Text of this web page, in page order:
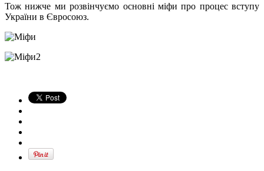
Тож нижче ми розвінчуємо основні міфи про процес вступу
України в Євросоюз.